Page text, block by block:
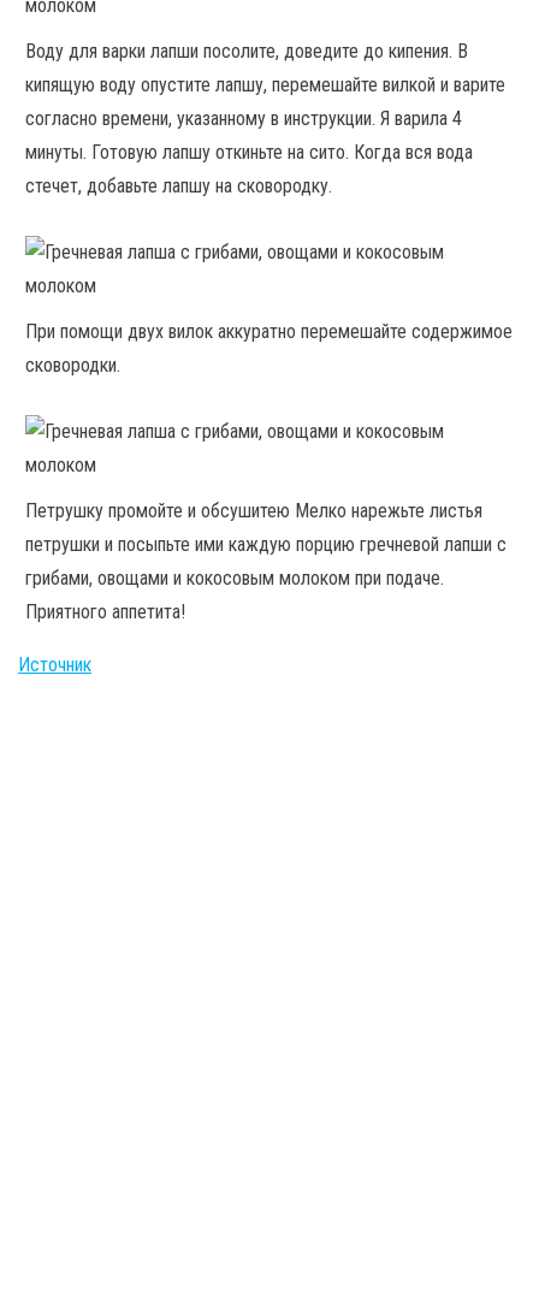
Воду для варки лапши посолите, доведите до кипения. В
кипящую воду опустите лапшу, перемешайте вилкой и варите
согласно времени, указанному в инструкции. Я варила 4
минуты. Готовую лапшу откиньте на сито. Когда вся вода
стечет, добавьте лапшу на сковородку.
При помощи двух вилок аккуратно перемешайте содержимое
сковородки.
Петрушку промойте и обсушитею Мелко нарежьте листья
петрушки и посыпьте ими каждую порцию гречневой лапши с
грибами, овощами и кокосовым молоком при подаче.
Приятного аппетита!
Источник